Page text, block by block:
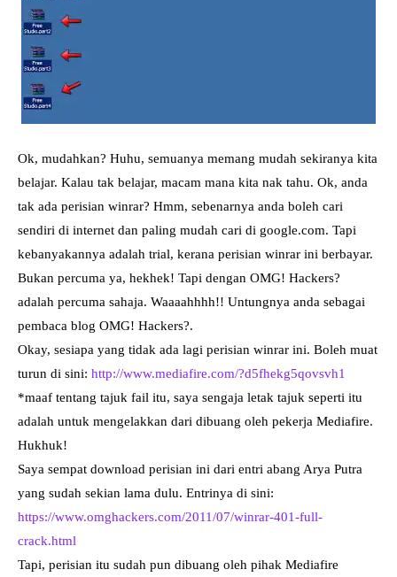
Ok, mudahkan? Huhu, semuanya memang mudah sekiranya kita
belajar. Kalau tak belajar, macam mana kita nak tahu. Ok, anda
tak ada perisian winrar? Hmm, sebenarnya anda boleh cari
sendiri di internet dan paling mudah cari di google.com. Tapi
kebanyakannya adalah trial, kerana perisian winrar ini berbayar.
Bukan percuma ya, hekhek! Tapi dengan OMG! Hackers?
adalah percuma sahaja. Waaaahhhh!! Untungnya anda sebagai
pembaca blog OMG! Hackers?.
Okay, sesiapa yang tidak ada lagi perisian winrar ini. Boleh muat
turun di sini: http://www.mediafire.com/?d5fhekg5qovsvh1
*maaf tentang tajuk fail itu, saya sengaja letak tajuk seperti itu
adalah untuk mengelakkan dari dibuang oleh pekerja Mediafire.
Hukhuk!
Saya sempat download perisian ini dari entri abang Arya Putra
yang sudah sekian lama dulu. Entrinya di sini:
https://www.omghackers.com/2011/07/winrar-401-full-
crack.html
Tapi, perisian itu sudah pun dibuang oleh pihak Mediafire